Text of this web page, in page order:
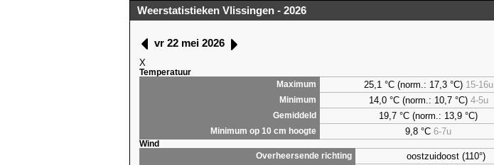
Weerstatistieken Vlissingen - 2026
vr 22 mei 2026
X
Temperatuur
Maximum
25,1 °C (norm.: 17,3 °C) 15-16u
Minimum 14,0 °C (norm.: 10,7 °C) 4-5u
Gemiddeld 19,7 °C (norm.: 13,9 °C)
Minimum op 10 cm hoogte 9,8 °C6-7u
Wind
Overheersende richting
oostzuidoost (110°)